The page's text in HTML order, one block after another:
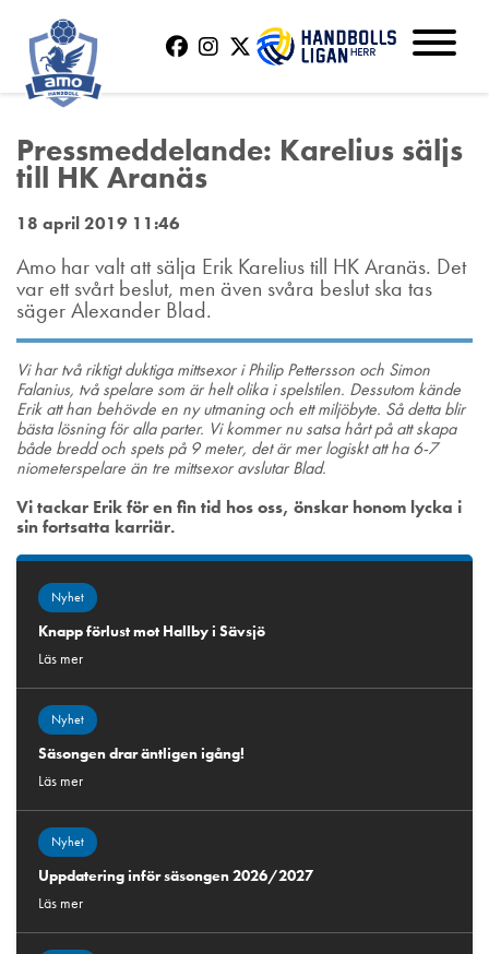
Pressmeddelande: Karelius säljs
till HK Aranäs
18 april 2019 11:46
Amo har valt att sälja Erik Karelius till HK Aranäs. Det
var ett svårt beslut, men även svåra beslut ska tas
säger Alexander Blad.
Vi har två riktigt duktiga mittsexor i Philip Pettersson och Simon
Falanius, två spelare som är helt olika i spelstilen. Dessutom kände
Erik att han behövde en ny utmaning och ett miljöbyte. Så detta blir
bästa lösning för alla parter. Vi kommer nu satsa hårt på att skapa
både bredd och spets på 9 meter, det är mer logiskt att ha 6-7
niometerspelare än tre mittsexor avslutar Blad.
Vi tackar Erik för en fin tid hos oss, önskar honom lycka i
sin fortsatta karriär.
Nyhet
Knapp förlust mot Hallby i Sävsjö
Läs mer
Nyhet
Säsongen drar äntligen igång!
Läs mer
Nyhet
Uppdatering inför säsongen 2026/2027
Läs mer